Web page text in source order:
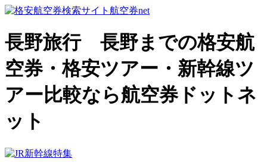
長野旅行 長野までの格安航
空券・格安ツアー・新幹線ツ
アー比較なら航空券ドットネ
ット